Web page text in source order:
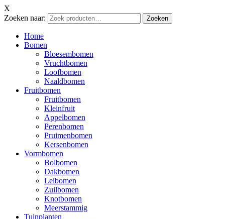
X
Zoeken naar:
Zoeken
Home
Bomen
Bloesembomen
Vruchtbomen
Loofbomen
Naaldbomen
Fruitbomen
Fruitbomen
Kleinfruit
Appelbomen
Perenbomen
Pruimenbomen
Kersenbomen
Vormbomen
Bolbomen
Dakbomen
Leibomen
Zuilbomen
Knotbomen
Meerstammig
Tuinplanten